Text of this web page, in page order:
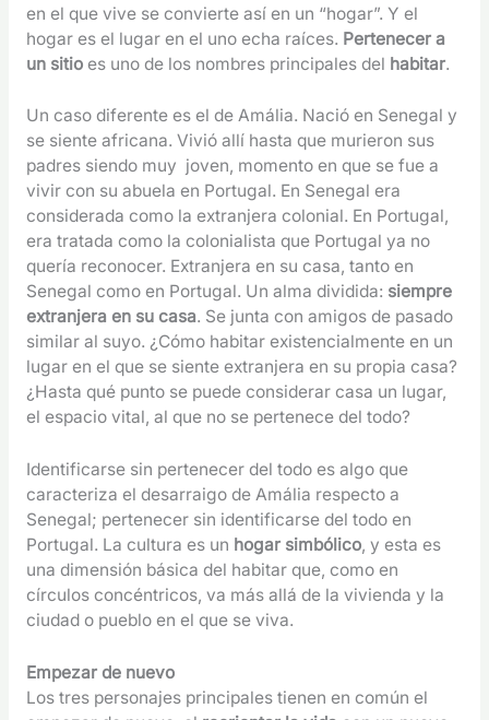
en el que vive se convierte así en un “hogar”. Y el
hogar es el lugar en el uno echa raíces. Pertenecer a
un sitioes uno de los nombres principales del habitar.
Un caso diferente es el de Amália. Nació en Senegal y
se siente africana. Vivió allí hasta que murieron sus
padres siendo muy joven, momento en que se fue a
vivir con su abuela en Portugal. En Senegal era
considerada como la extranjera colonial. En Portugal,
era tratada como la colonialista que Portugal ya no
quería reconocer. Extranjera en su casa, tanto en
Senegal como en Portugal. Un alma dividida: siempre
extranjera en su casa. Se junta con amigos de pasado
similar al suyo. ¿Cómo habitar existencialmente en un
lugar en el que se siente extranjera en su propia casa?
¿Hasta qué punto se puede considerar casa un lugar,
el espacio vital, al que no se pertenece del todo?
Identificarse sin pertenecer del todo es algo que
caracteriza el desarraigo de Amália respecto a
Senegal; pertenecer sin identificarse del todo en
Portugal. La cultura es un hogar simbólico, y esta es
una dimensión básica del habitar que, como en
círculos concéntricos, va más allá de la vivienda y la
ciudad o pueblo en el que se viva.
Empezar de nuevo
Los tres personajes principales tienen en común el